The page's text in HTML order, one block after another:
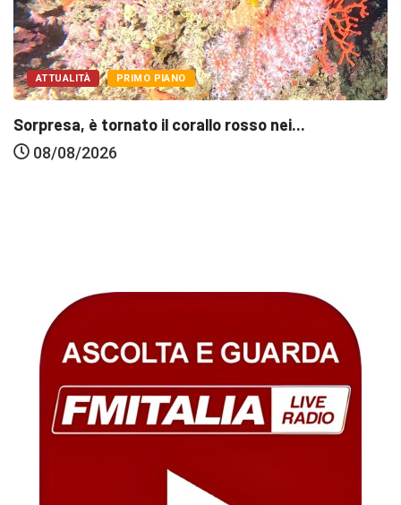
ATTUALITÀ PRIMO PIANO
Sorpresa, è tornato il corallo rosso nei...
08/08/2026